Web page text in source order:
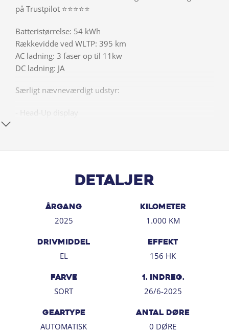
på Trustpilot ⭐️⭐️⭐️⭐️⭐️
Batteristørrelse: 54 kWh
Rækkevidde ved WLTP: 395 km
AC ladning: 3 faser op til 11kw
DC ladning: JA
Særligt nævneværdigt udstyr:
- Head-Up display
- Nøglefri start/stop
- Pakeringssensor i for og bag
- Blindvinkelsassistent
- Digital instrumentering
- Vejbaneassistent
- Skiltegenkendelse
- Originale alufælge
Yderligere udstyr:
Detaljer
ÅRGANG
2025
KILOMETER
1.000 KM
DRIVMIDDEL
EL
EFFEKT
156 HK
FARVE
SORT
1. INDREG.
26/6-2025
GEARTYPE
AUTOMATISK
ANTAL DØRE
0 DØRE